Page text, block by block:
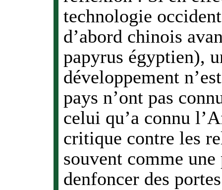
technologie
d’abord chinois
papyrus égyptien),
développement
pays n’ont pas
celui qu’a connu
critique contre les
souvent comme
denfoncer des